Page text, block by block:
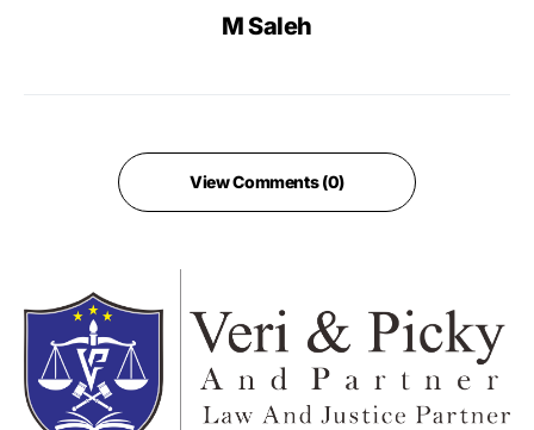
M Saleh
View Comments (0)